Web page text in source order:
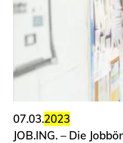
07.03.2023
JOB.ING. – Die